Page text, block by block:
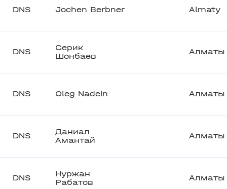
DNS Jochen Berbner Almaty
DNS
Серик
Шонбаев
Алматы
DNS Oleg Nadein Алматы
DNS
Даниал
Амантай
Алматы
DNS
Нуржан
Рабатов
Алматы